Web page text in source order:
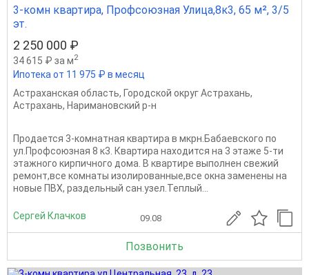
3-комн квартира, Профсоюзная Улица,8к3, 65 м², 3/5
эт.
2 250 000 ₽
34 615 ₽ за м2
Ипотека от 11 975 ₽ в месяц
Астраханская область, Городской округ Астрахань,
Астрахань, Наримановский р-н
Продается 3-комнатная квартира в мкрн.Бабаевского по
ул.Профсоюзная 8 к3. Квартира находится на 3 этаже 5-ти
этажного кирпичного дома. В квартире выполнен свежий
ремонт,все комнаты изолированные,все окна заменены на
новые ПВХ, раздельный сан.узел.Теплый...
Сергей Клачков 09.08
Позвонить